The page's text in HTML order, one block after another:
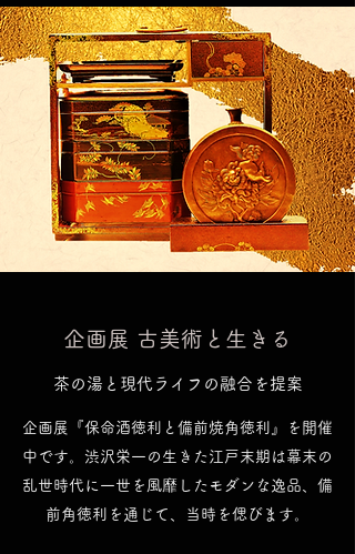
​企画展 古美術と生きる
茶の湯と現代ライフの融合を提案
企画展『保命酒徳利と備前焼角徳利』を開催
中です。渋沢栄一の生きた江戸末期は幕末の
乱世時代に一世を風靡したモダンな逸品、備
前角徳利を通じて、当時を偲びます。